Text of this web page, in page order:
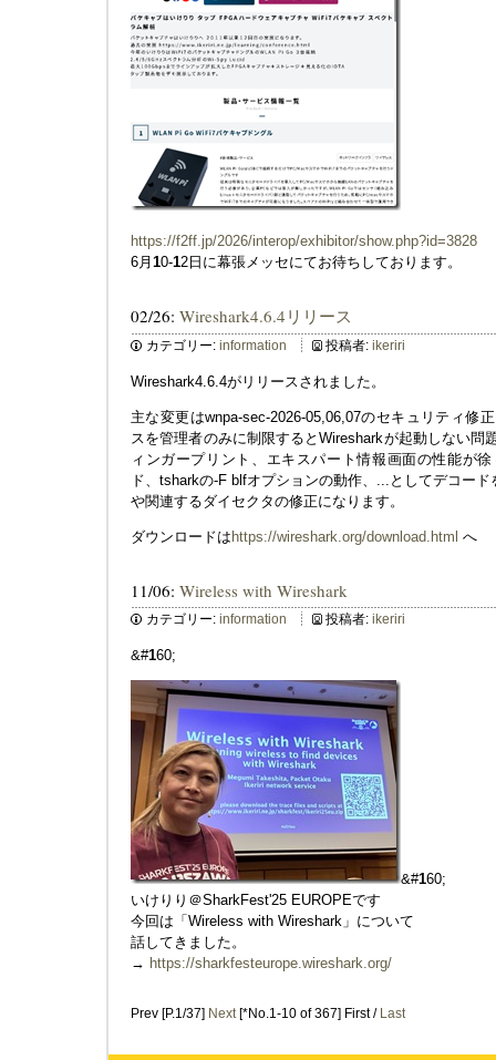
https://f2ff.jp/2026/interop/exhibitor/show.php?id=3828
6月 10-12日に幕張メッセにてお待ちしております。
02/26: Wireshark4.6.4リリース
カテゴリー: information 投稿者: ikeriri
Wireshark4.6.4がリリースされました。
主な変更はwnpa-sec-2026-05,06,07のセキュリティ修
スを管理者のみに制限するとWiresharkが起動しない問
ィンガープリント、エキスパート情報画面の性能が
ド、tsharkの-F blfオプションの動作、...としてデコー
や関連するダイセクタの修正になります。
ダウンロードは https://wireshark.org/download.html へ
11/06: Wireless with Wireshark
カテゴリー: information 投稿者: ikeriri
&#160;
&#160;
いけりり＠SharkFest'25 EUROPEです
今回は「Wireless with Wireshark」について
話してきました。
→ https://sharkfesteurope.wireshark.org/
Prev [P.1/37] Next[*No.1-10 of 367] First / Last